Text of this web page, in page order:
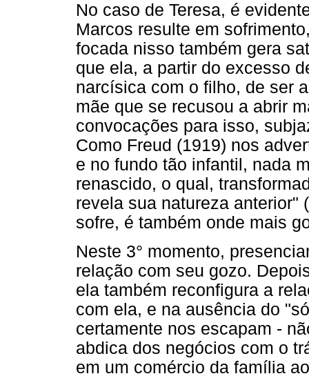
No caso de Teresa, é
Marcos resulte em
focada nisso também gera
que ela, a partir do excesso
narcísica com o filho, de ser
mãe que se recusou a abrir
convocações para isso,
Como Freud (1919) nos
e no fundo tão infantil, nada
renascido, o qual,
revela sua natureza anterior"
sofre, é também onde mais
Neste 3° momento,
relação com seu gozo.
ela também reconfigura a
com ela, e na ausência do
certamente nos escapam -
abdica dos negócios com o
em um comércio da família